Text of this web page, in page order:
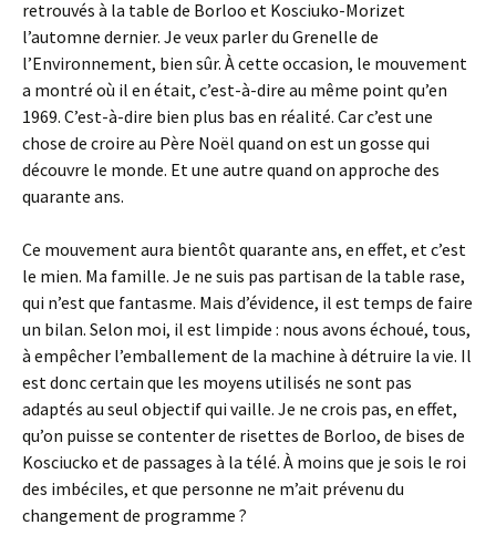
retrouvés à la table de Borloo et Kosciuko-Morizet
l’automne dernier. Je veux parler du Grenelle de
l’Environnement, bien sûr. À cette occasion, le mouvement
a montré où il en était, c’est-à-dire au même point qu’en
1969. C’est-à-dire bien plus bas en réalité. Car c’est une
chose de croire au Père Noël quand on est un gosse qui
découvre le monde. Et une autre quand on approche des
quarante ans.
Ce mouvement aura bientôt quarante ans, en effet, et c’est
le mien. Ma famille. Je ne suis pas partisan de la table rase,
qui n’est que fantasme. Mais d’évidence, il est temps de faire
un bilan. Selon moi, il est limpide : nous avons échoué, tous,
à empêcher l’emballement de la machine à détruire la vie. Il
est donc certain que les moyens utilisés ne sont pas
adaptés au seul objectif qui vaille. Je ne crois pas, en effet,
qu’on puisse se contenter de risettes de Borloo, de bises de
Kosciucko et de passages à la télé. À moins que je sois le roi
des imbéciles, et que personne ne m’ait prévenu du
changement de programme ?